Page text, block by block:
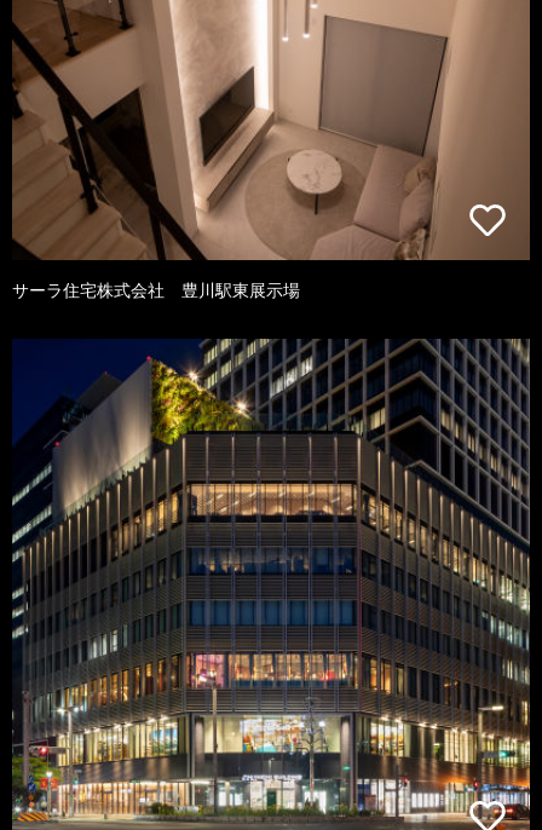
サーラ住宅株式会社 豊川駅東展示場